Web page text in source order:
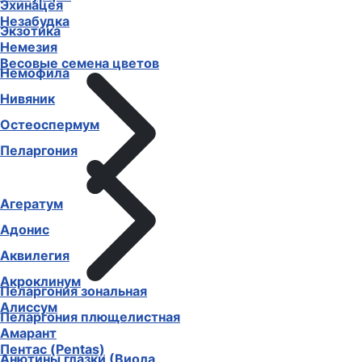
Незабудка
Немезия
Немофила
Нивяник
Остеоспермум
Пеларгония
Пеларгония зональная
Пеларгония плющелистная
Пентас (Pentas)
Эхинацея
Экзотика
Весовые семена цветов
Агератум
Адонис
Аквилегия
Акроклинум
Алиссум
Амарант
Анютины глазки (Виола